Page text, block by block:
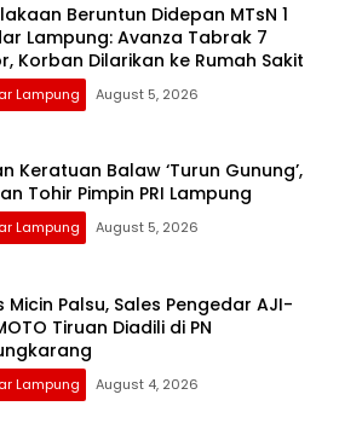
Beruntun Didepan MTsN 1
Lampung: Avanza Tabrak 7
Korban Dilarikan ke Rumah Sakit
Lampung August 5, 2026
Keratuan Balaw ‘Turun Gunung’,
Tohir Pimpin PRI Lampung
Lampung August 5, 2026
Micin Palsu, Sales Pengedar AJI-
Tiruan Diadili di PN
Lampung August 4, 2026